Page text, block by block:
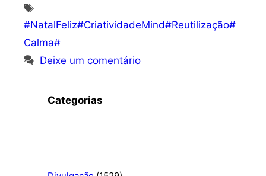
#NatalFeliz#CriatividadeMind#Reutilização#
Calma#
Deixe um comentário
Categorias